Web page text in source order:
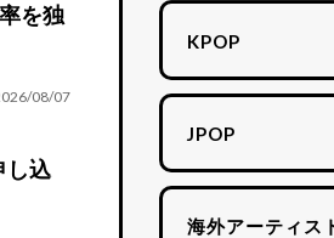
を独
08/07
し込
KPOP
JPOP
海外アーティス